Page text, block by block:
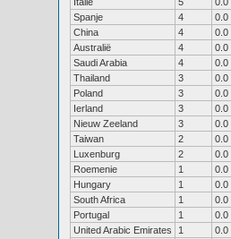
Spanje
4
0.0
China
4
0.0
Australië
4
0.0
Saudi Arabia
4
0.0
Thailand
3
0.0
Poland
3
0.0
Ierland
3
0.0
Nieuw Zeeland
3
0.0
Taiwan
2
0.0
Luxenburg
2
0.0
Roemenie
1
0.0
Hungary
1
0.0
South Africa
1
0.0
Portugal
1
0.0
United Arabic Emirates
1
0.0